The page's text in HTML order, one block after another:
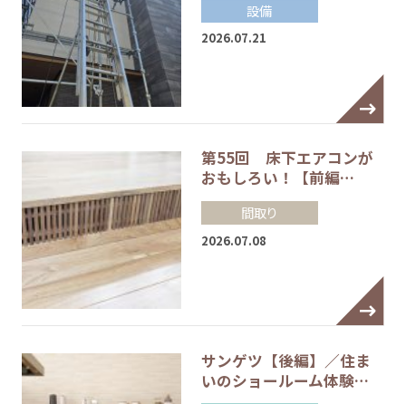
設備
2026.07.21
第55回 床下エアコンが
おもしろい！【前編…
間取り
2026.07.08
サンゲツ【後編】／住ま
いのショールーム体験…